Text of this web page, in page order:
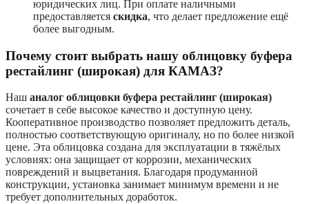
юридических лиц. При оплате наличными
предоставляется скидка, что делает предложение ещё
более выгодным.
Почему стоит выбрать нашу облицовку буфера
рестайлинг (широкая) для КАМАЗ?
Наш аналог облицовки буфера рестайлинг (широкая)
сочетает в себе высокое качество и доступную цену.
Кооперативное производство позволяет предложить деталь,
полностью соответствующую оригиналу, но по более низкой
цене. Эта облицовка создана для эксплуатации в тяжёлых
условиях: она защищает от коррозии, механических
повреждений и выцветания. Благодаря продуманной
конструкции, установка занимает минимум времени и не
требует дополнительных доработок.